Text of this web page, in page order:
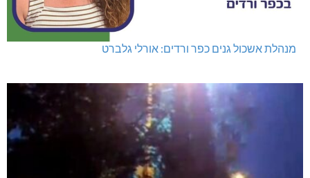
מנהלת אשכול גנים כפר ורדים: אורלי גלברט